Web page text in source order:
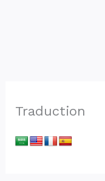
Traduction